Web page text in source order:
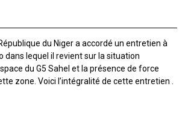
du Niger a accordé un entretien à
dans lequel il revient sur la situation
du G5 Sahel et la présence de force
zone. Voici l’intégralité de cette entretien .